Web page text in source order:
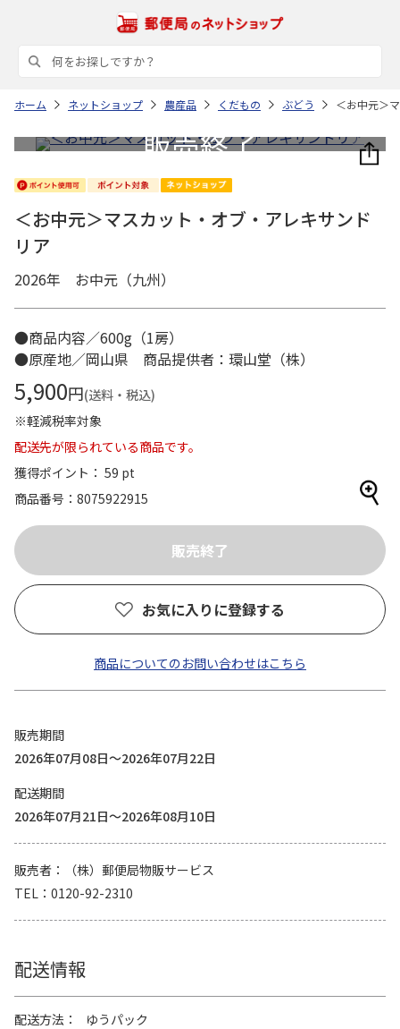
ホーム ネットショップ 農産品 くだもの ぶどう ＜お中元＞
＜お中元＞マスカット・オブ・アレキサンド
リア
2026年 お中元（九州）
●商品内容／600g（1房）
●原産地／岡山県 商品提供者：環山堂（株）
5,900円(送料・税込)
※軽減税率対象
配送先が限られている商品です。
獲得ポイント： 59 pt
商品番号
8075922915
お気に入りに登録する
商品についてのお問い合わせはこちら
販売期間
2026年07月08日～2026年07月22日
配送期間
2026年07月21日～2026年08月10日
販売者
（株）郵便局物販サービス
TEL
0120-92-2310
配送情報
配送方法
ゆうパック